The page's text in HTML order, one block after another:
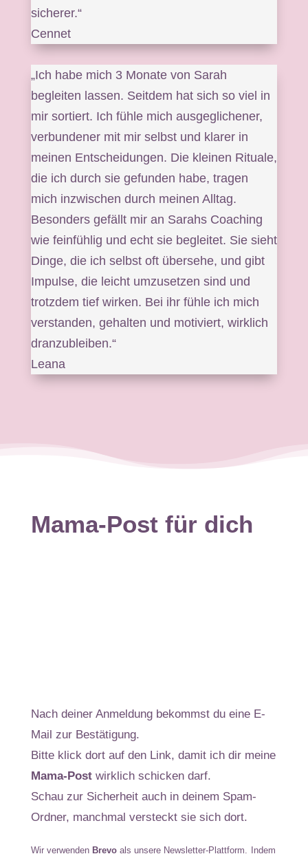
sicherer.“
Cennet
„Ich habe mich 3 Monate von Sarah
begleiten lassen. Seitdem hat sich so viel in
mir sortiert. Ich fühle mich ausgeglichener,
verbundener mit mir selbst und klarer in
meinen Entscheidungen. Die kleinen Rituale,
die ich durch sie gefunden habe, tragen
mich inzwischen durch meinen Alltag.
Besonders gefällt mir an Sarahs Coaching
wie feinfühlig und echt sie begleitet. Sie sieht
Dinge, die ich selbst oft übersehe, und gibt
Impulse, die leicht umzusetzen sind und
trotzdem tief wirken. Bei ihr fühle ich mich
verstanden, gehalten und motiviert, wirklich
dranzubleiben.“
Leana
Mama-Post für dich
Nach deiner Anmeldung bekommst du eine E-
Mail zur Bestätigung.
Bitte klick dort auf den Link, damit ich dir meine
Mama-Postwirklich schicken darf.
Schau zur Sicherheit auch in deinem Spam-
Ordner, manchmal versteckt sie sich dort.
Wir verwenden Brevoals unsere Newsletter-Plattform. Indem